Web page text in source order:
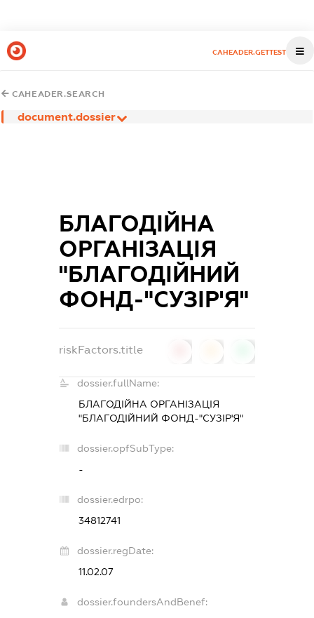
CAHEADER.GETTEST
CAHEADER.SEARCH
document.dossier
БЛАГОДІЙНА
ОРГАНІЗАЦІЯ
"БЛАГОДІЙНИЙ
ФОНД-"СУЗІР'Я"
riskFactors.title
dossier.fullName:
БЛАГОДІЙНА ОРГАНІЗАЦІЯ
"БЛАГОДІЙНИЙ ФОНД-"СУЗІР'Я"
dossier.opfSubType:
-
dossier.edrpo:
34812741
dossier.regDate:
11.02.07
dossier.foundersAndBenef: